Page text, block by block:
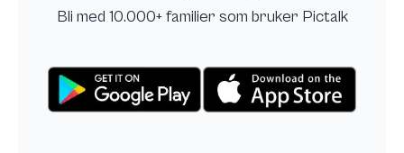
Bli med 10.000+ familier som bruker Pictalk